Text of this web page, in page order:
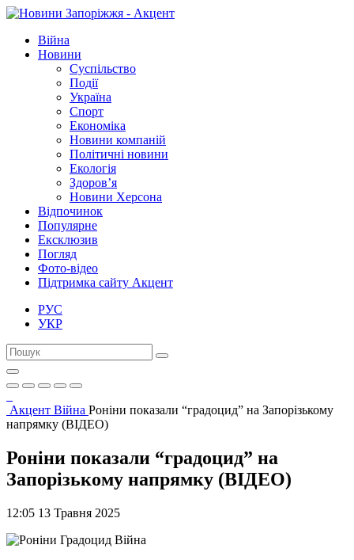
Війна
Новини
Суспільство
Події
Україна
Спорт
Економіка
Новини компаній
Політичні новини
Екологія
Здоров’я
Новини Херсона
Відпочинок
Популярне
Ексклюзив
Погляд
Фото-відео
Підтримка сайту Акцент
РУС
УКР
Акцент Війна Роніни показали “градоцид” на Запорізькому
напрямку (ВІДЕО)
Роніни показали “градоцид” на
Запорізькому напрямку (ВІДЕО)
12:05 13 Травня 2025
Війна